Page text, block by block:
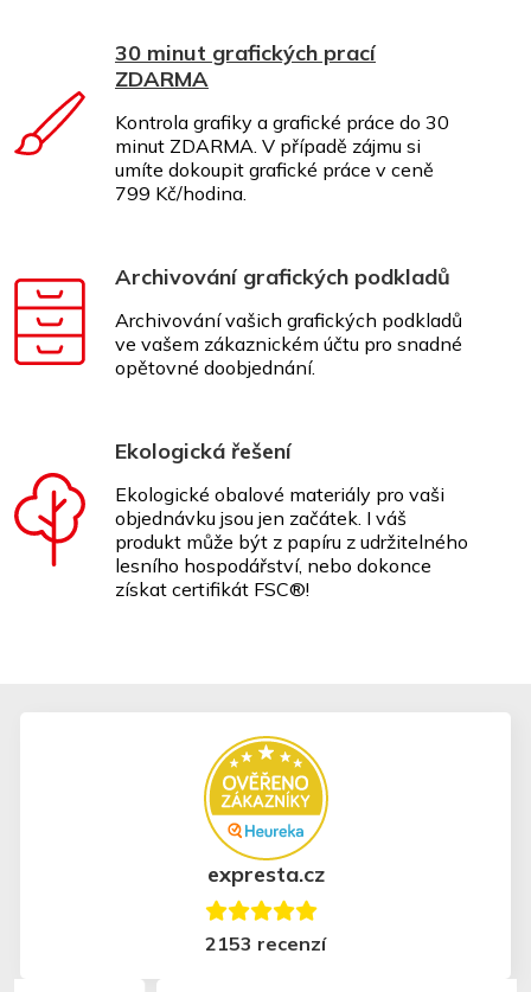
30 minut grafických prací
ZDARMA
Kontrola grafiky a grafické práce do 30
minut ZDARMA. V případě zájmu si
umíte dokoupit grafické práce v ceně
799 Kč/hodina.
Archivování grafických podkladů
Archivování vašich grafických podkladů
ve vašem zákaznickém účtu pro snadné
opětovné doobjednání.
Ekologická řešení
Ekologické obalové materiály pro vaši
objednávku jsou jen začátek. I váš
produkt může být z papíru z udržitelného
lesního hospodářství, nebo dokonce
získat certifikát FSC®!
expresta.cz
2153 recenzí